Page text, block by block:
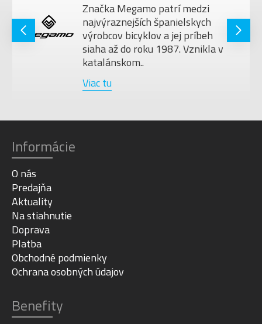
Značka Megamo patrí medzi
najvýraznejších španielskych
výrobcov bicyklov a jej príbeh
siaha až do roku 1987. Vznikla v
katalánskom..
Viac tu
Informácie
O nás
Predajňa
Aktuality
Na stiahnutie
Doprava
Platba
Obchodné podmienky
Ochrana osobných údajov
Benefity